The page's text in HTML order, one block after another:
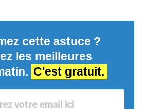
cette astuce ?
les meilleures
C'est gratuit.